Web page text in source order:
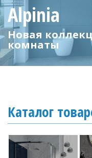
Alpinia
Новая
комнаты
Каталог